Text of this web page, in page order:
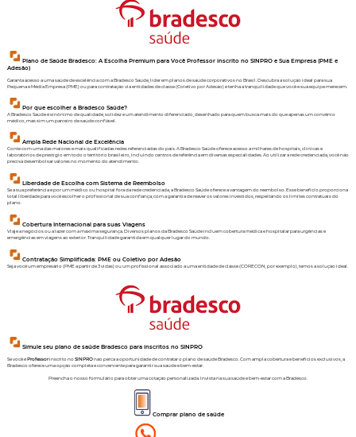
Plano de Saúde Bradesco: A Escolha Premium para Você Professorinscrito no SINPROe Sua Empresa (PME e
Adesão)
Garanta acesso a uma saúde de excelência com a Bradesco Saúde, líder em planos de saúde corporativos no Brasil. Descubra a solução ideal para sua
Pequena e Média Empresa (PME) ou para contratação via entidades de classe (Coletivo por Adesão) e tenha a tranquilidade que você e sua equipe merecem.
Por que escolher a Bradesco Saúde?
A Bradesco Saúde é sinônimo de qualidade, solidez e um atendimento diferenciado, desenhado para quem busca mais do que apenas um convênio
médico, mas sim um parceiro de saúde confiável.
Ampla Rede Nacional de Excelência
Conte com uma das maiores e mais qualificadas redes referenciadas do país. A Bradesco Saúde oferece acesso a milhares de hospitais, clínicas e
laboratórios de prestígio em todo o território brasileiro, incluindo centros de referência em diversas especialidades. Ao utilizar a rede credenciada, você não
precisa desembolsar valores no momento do atendimento.
Liberdade de Escolha com Sistema de Reembolso
Se a sua preferência é por um médico ou hospital fora da rede credenciada, a Bradesco Saúde oferece a vantagem do reembolso. Esse benefício proporciona
total liberdade para você escolher o profissional de sua confiança, com a garantia de reaver os valores investidos, respeitando os limites contratuais do
plano.
Cobertura Internacional para suas Viagens
Viaje a negócios ou a lazer com a máxima segurança. Diversos planos da Bradesco Saúde incluem cobertura médica e hospitalar para urgências e
emergências em viagens ao exterior. Tranquilidade garantida em qualquer lugar do mundo.
Contratação Simplificada: PME ou Coletivo por Adesão
Seja você um empresário (PME a partir de 3 vidas) ou um profissional associado a uma entidade de classe (CORECON, por exemplo), temos a solução ideal.
Simule seu plano de saúde Bradesco para inscritos no SINPRO
Se você é Professorinscrito noSINPROnão perca a oportunidade de contratar o plano de saúde Bradesco. Com ampla cobertura e benefícios exclusivos, a
Bradesco oferece uma opção completa e conveniente para garantir sua saúde e bem-estar.
Preencha o nosso formulário para obter uma cotação personalizada. Invista na sua saúde e bem-estar com a Bradesco.
Comprar plano de saúde